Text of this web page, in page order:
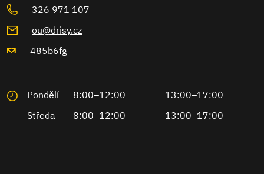
326 971 107
ou@drisy.cz
485b6fg
Pondělí 8:00–12:00
13:00–17:00
Středa
8:00–12:00 13:00–17:00